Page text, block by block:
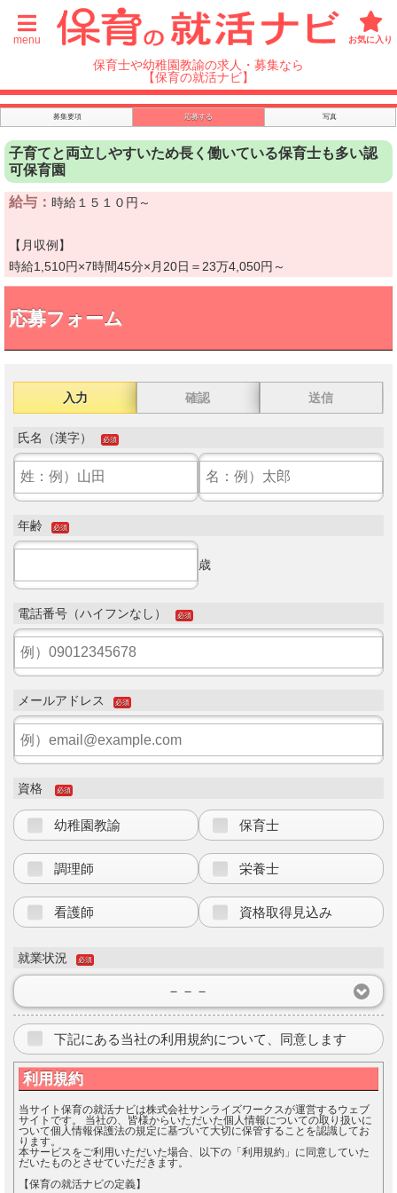
menu お気に入り
保育士や幼稚園教諭の求人・募集なら
【保育の就活ナビ】
募集要項 応募する 写真
子育てと両立しやすいため長く働いている保育士も多い認
可保育園
給与： 時給１５１０円～
【月収例】
時給1,510円×7時間45分×月20日＝23万4,050円～
応募フォーム
入力 確認 送信
氏名（漢字） 必須
年齢 必須
歳
電話番号（ハイフンなし） 必須
メールアドレス 必須
資格 必須
幼稚園教諭 保育士
調理師 栄養士
看護師 資格取得見込み
就業状況 必須
－－－
下記にある当社の利用規約について、同意します
利用規約
当サイト保育の就活ナビは株式会社サンライズワークスが運営するウェブ
サイトです。 当社の、皆様からいただいた個人情報についての取り扱いに
ついて個人情報保護法の規定に基づいて大切に保管することを認識してお
ります。
本サービスをご利用いただいた場合、以下の「利用規約」に同意していた
だいたものとさせていただきます。
【保育の就活ナビの定義】